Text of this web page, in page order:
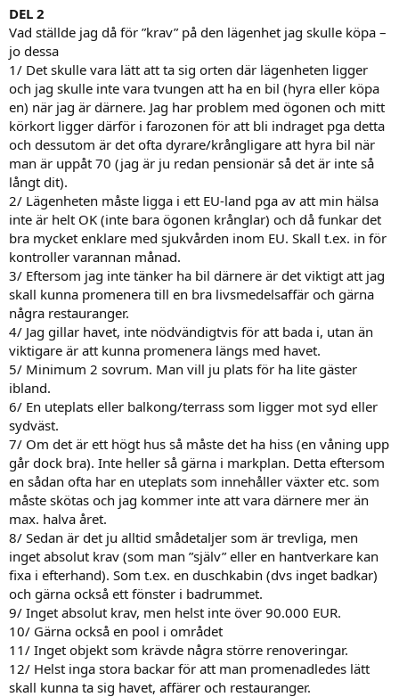
DEL 2
Vad ställde jag då för ”krav” på den lägenhet jag skulle köpa –
jo dessa
1/ Det skulle vara lätt att ta sig orten där lägenheten ligger
och jag skulle inte vara tvungen att ha en bil (hyra eller köpa
en) när jag är därnere. Jag har problem med ögonen och mitt
körkort ligger därför i farozonen för att bli indraget pga detta
och dessutom är det ofta dyrare/krångligare att hyra bil när
man är uppåt 70 (jag är ju redan pensionär så det är inte så
långt dit).
2/ Lägenheten måste ligga i ett EU-land pga av att min hälsa
inte är helt OK (inte bara ögonen krånglar) och då funkar det
bra mycket enklare med sjukvården inom EU. Skall t.ex. in för
kontroller varannan månad.
3/ Eftersom jag inte tänker ha bil därnere är det viktigt att jag
skall kunna promenera till en bra livsmedelsaffär och gärna
några restauranger.
4/ Jag gillar havet, inte nödvändigtvis för att bada i, utan än
viktigare är att kunna promenera längs med havet.
5/ Minimum 2 sovrum. Man vill ju plats för ha lite gäster
ibland.
6/ En uteplats eller balkong/terrass som ligger mot syd eller
sydväst.
7/ Om det är ett högt hus så måste det ha hiss (en våning upp
går dock bra). Inte heller så gärna i markplan. Detta eftersom
en sådan ofta har en uteplats som innehåller växter etc. som
måste skötas och jag kommer inte att vara därnere mer än
max. halva året.
8/ Sedan är det ju alltid smådetaljer som är trevliga, men
inget absolut krav (som man ”själv” eller en hantverkare kan
fixa i efterhand). Som t.ex. en duschkabin (dvs inget badkar)
och gärna också ett fönster i badrummet.
9/ Inget absolut krav, men helst inte över 90.000 EUR.
10/ Gärna också en pool i området
11/ Inget objekt som krävde några större renoveringar.
12/ Helst inga stora backar för att man promenadledes lätt
skall kunna ta sig havet, affärer och restauranger.